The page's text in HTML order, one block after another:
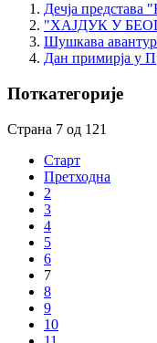
Дечја представа
"ХАЈДУК У
Шушкава
Дан примирја у
Поткатегорије
Страна 7 од 121
Старт
Претходна
2
3
4
5
6
7
8
9
10